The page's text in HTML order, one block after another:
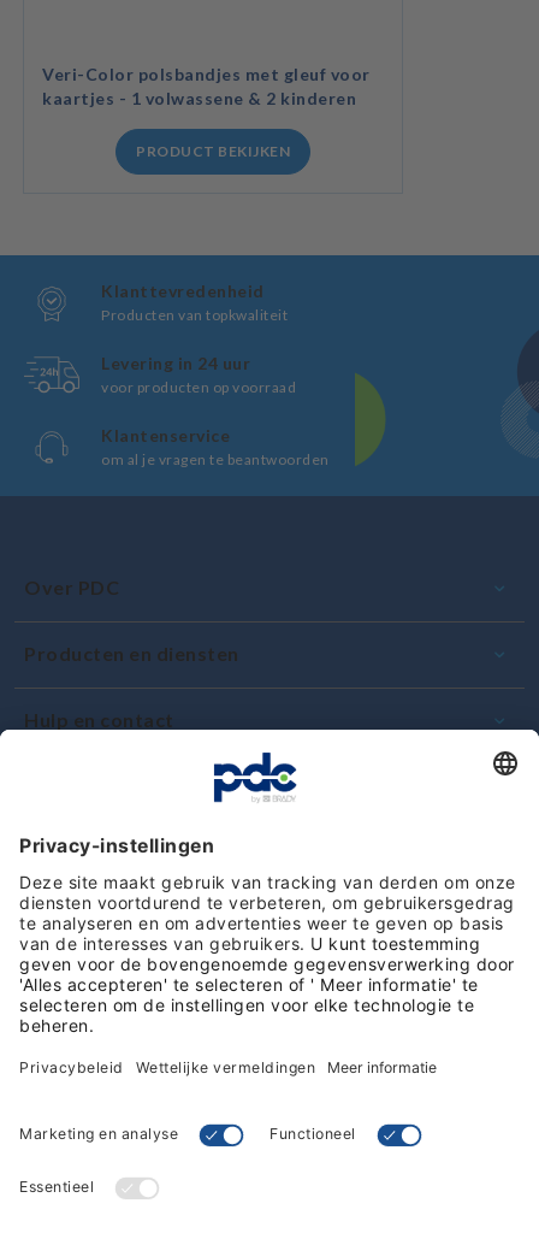
Veri-Color polsbandjes met gleuf voor
kaartjes - 1 volwassene & 2 kinderen
PRODUCT BEKIJKEN
Klanttevredenheid
Producten van topkwaliteit
Levering in 24 uur
voor producten op voorraad
Klantenservice
om al je vragen te beantwoorden
Over PDC
Producten en diensten
Hulp en contact
Klantbeoordelingen